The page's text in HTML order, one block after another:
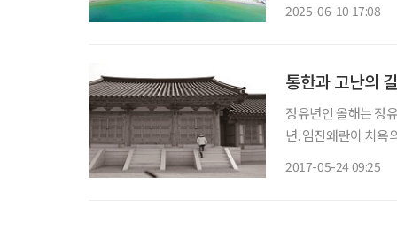
2025-06-10 17:08
통한과 고난의
정유년인 올해는 정
년. 임진왜란이 치욕
2017-05-24 09:25